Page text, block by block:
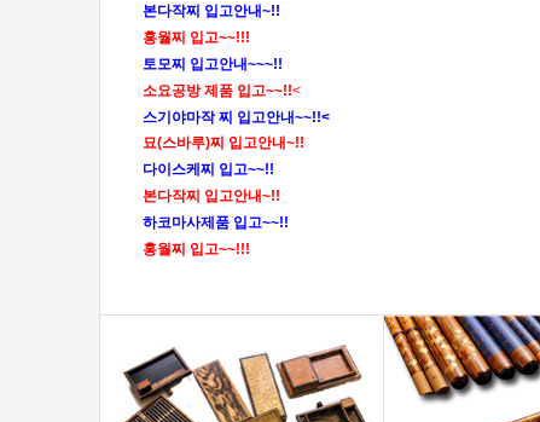
본다작찌 입고안내~!!
홍월찌 입고~~!!!
토모찌 입고안내~~~!!
소요공방 제품 입고~~!!<
스기야마작 찌 입고안내~~!!<
묘(스바루)찌 입고안내~!!
다이스케찌 입고~~!!
본다작찌 입고안내~!!
하코마사제품 입고~~!!
홍월찌 입고~~!!!